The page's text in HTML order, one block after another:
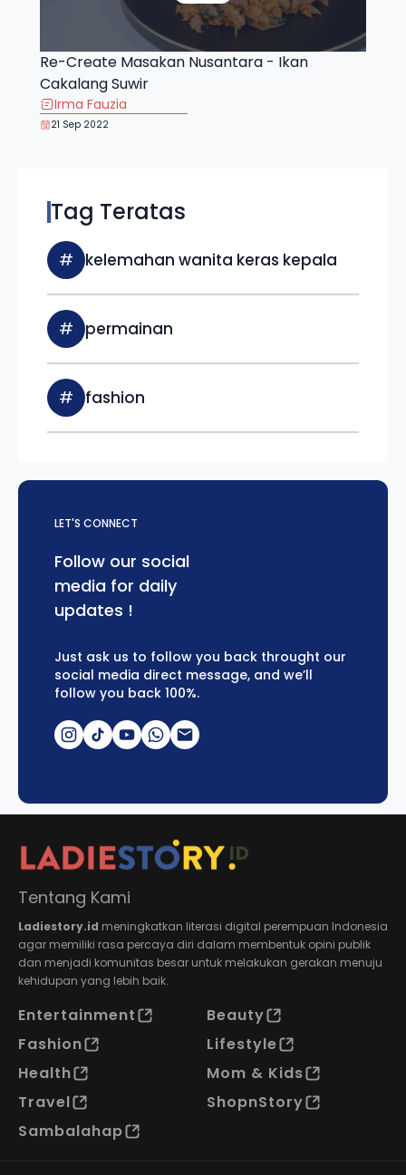
Re-Create Masakan Nusantara - Ikan
Cakalang Suwir
Irma Fauzia
21 Sep 2022
Tag Teratas
# kelemahan wanita keras kepala
# permainan
# fashion
LET'S CONNECT
Follow our social
media for daily
updates !
Just ask us to follow you back throught our
social media direct message, and we’ll
follow you back 100%.
Tentang Kami
Ladiestory.id meningkatkan literasi digital perempuan Indonesia
agar memiliki rasa percaya diri dalam membentuk opini publik
dan menjadi komunitas besar untuk melakukan gerakan menuju
kehidupan yang lebih baik.
Entertainment
Beauty
Fashion
Lifestyle
Health
Mom & Kids
Travel
ShopnStory
Sambalahap